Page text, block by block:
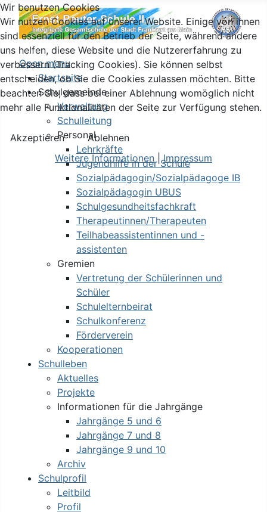
Open menu
Startseite
Schulgemeinde
Verwaltung
Schulleitung
Personal
Lehrkräfte
Jugendhilfe in der Schule
Sozialpädagogin/Sozialpädagoge IB
Sozialpädagogin UBUS
Schulgesundheitsfachkraft
Therapeutinnen/Therapeuten
Teilhabeassistentinnen und -
assistenten
Gremien
Vertretung der Schülerinnen und
Schüler
Schulelternbeirat
Schulkonferenz
Förderverein
Kooperationen
Schulleben
Aktuelles
Projekte
Informationen für die Jahrgänge
Jahrgänge 5 und 6
Jahrgänge 7 und 8
Jahrgänge 9 und 10
Archiv
Schulprofil
Leitbild
Profil
Wir benutzen Cookies
Wir nutzen Cookies auf unserer Website. Einige von ihnen
sind essenziell für den Betrieb der Seite, während andere
uns helfen, diese Website und die Nutzererfahrung zu
verbessern (Tracking Cookies). Sie können selbst
entscheiden, ob Sie die Cookies zulassen möchten. Bitte
beachten Sie, dass bei einer Ablehnung womöglich nicht
mehr alle Funktionalitäten der Seite zur Verfügung stehen.
Akzeptieren
Ablehnen
Weitere Informationen |Impressum